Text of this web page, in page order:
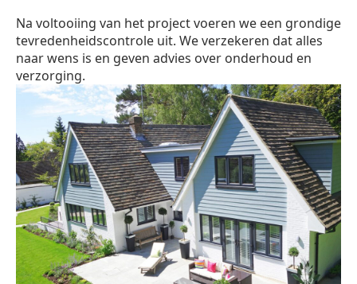
Na voltooiing van het project voeren we een grondige
tevredenheidscontrole uit. We verzekeren dat alles
naar wens is en geven advies over onderhoud en
verzorging.